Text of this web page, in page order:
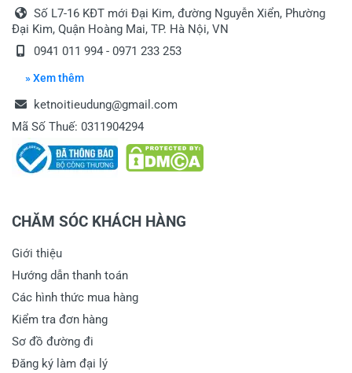
Số L7-16 KĐT mới Đại Kim, đường Nguyễn Xiển, Phường
Đại Kim, Quận Hoàng Mai, TP. Hà Nội, VN
0941 011 994 - 0971 233 253
» Xem thêm
ketnoitieudung@gmail.com
Mã Số Thuế: 0311904294
CHĂM SÓC KHÁCH HÀNG
Giới thiệu
Hướng dẫn thanh toán
Các hình thức mua hàng
Kiểm tra đơn hàng
Sơ đồ đường đi
Đăng ký làm đại lý